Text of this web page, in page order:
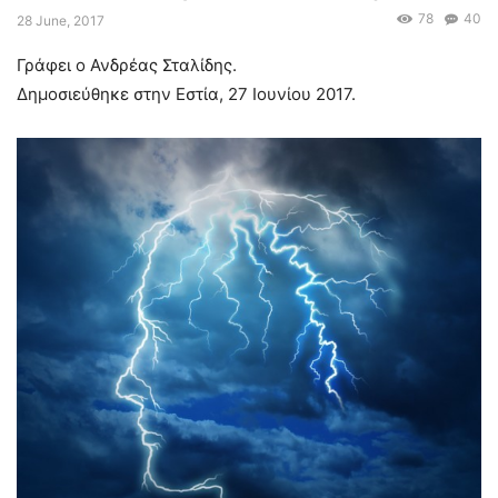
28 June, 2017 40
78
Γράφει ο Ανδρέας Σταλίδης.
Δημοσιεύθηκε στην Εστία, 27 Ιουνίου 2017.